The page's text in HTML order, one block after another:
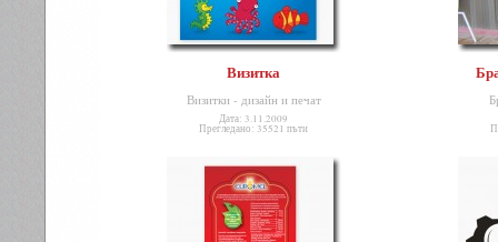
Визитка
Визитки - дизайн и печат
Дата: 3.11.2009
Прегледано: 35521 пъти